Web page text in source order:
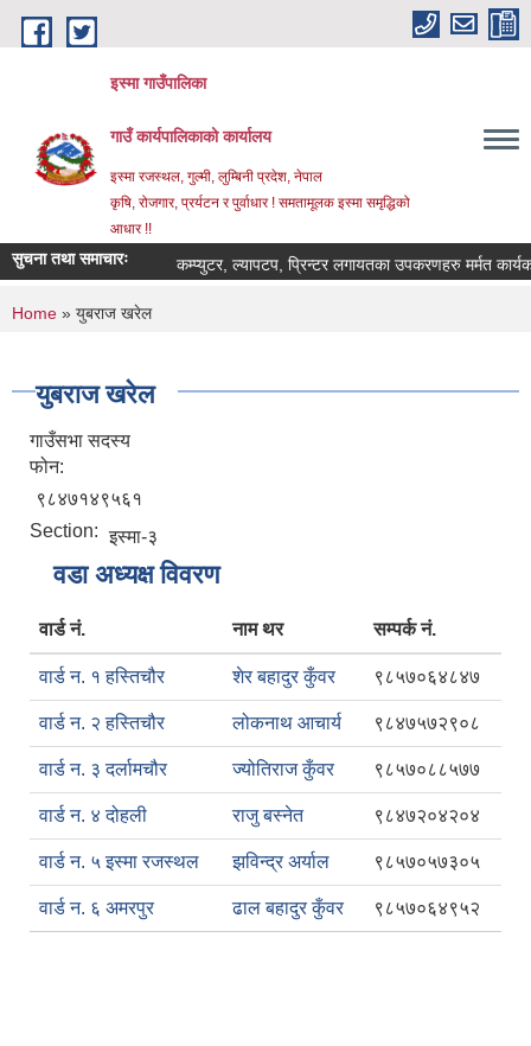
Skip to main content
इस्मा गाउँपालिका
गाउँ कार्यपालिकाको कार्यालय
इस्मा रजस्थल, गुल्मी, लुम्बिनी प्रदेश, नेपाल
कृषि, रोजगार, प्रर्यटन र पुर्वाधार ! समतामूलक इस्मा समृद्धिको
आधार !!
सुचना तथा समाचारः कम्प्युटर, ल्यापटप, प्रिन्टर लगायतका उपकरणहरु मर्मत कार्यका
You are here
Home » युबराज खरेल
युबराज खरेल
गाउँसभा सदस्य
फोन:
९८४७१४९५६१
Section: इस्मा-३
वडा अध्यक्ष विवरण
वार्ड नं. नाम थर सम्पर्क नं.
वार्ड न. १ हस्तिचौर शेर बहादुर कुँवर ९८५७०६४८४७
वार्ड न. २ हस्तिचौर लोकनाथ आचार्य ९८४७५७२९०८
वार्ड न. ३ दर्लामचौर ज्योतिराज कुँवर ९८५७०८८५७७
वार्ड न. ४ दोहली राजु बस्नेत ९८४७२०४२०४
वार्ड न. ५ इस्मा रजस्थल झविन्द्र अर्याल ९८५७०५७३०५
वार्ड न. ६ अमरपुर ढाल बहादुर कुँवर ९८५७०६४९५२